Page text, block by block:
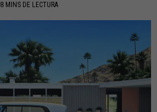
8 MINS DE LECTURA